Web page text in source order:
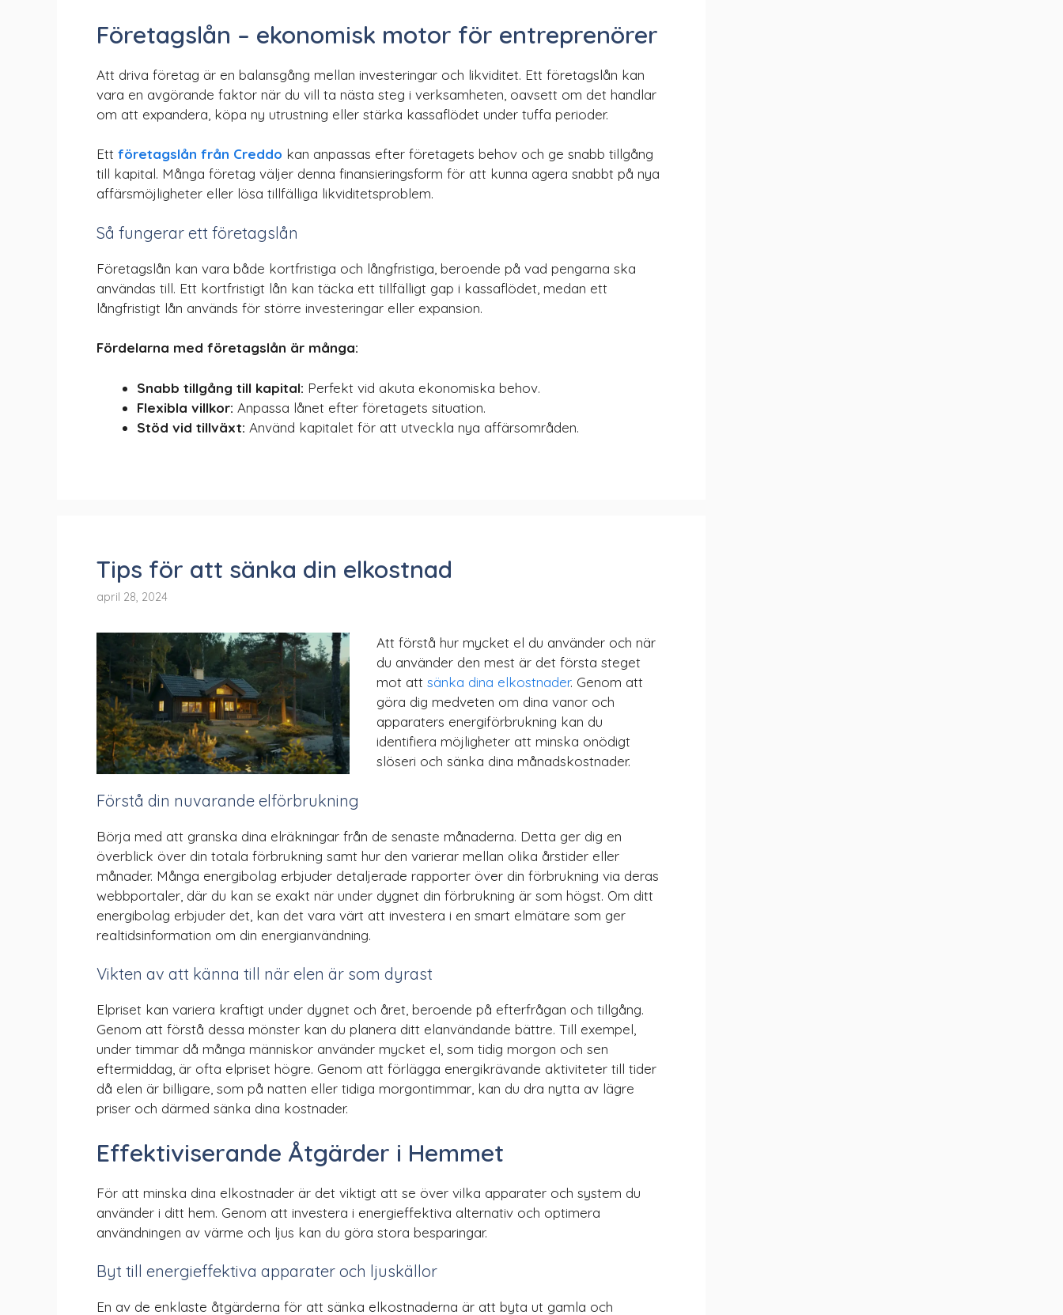
Företagslån – ekonomisk motor för entreprenörer
Att driva företag är en balansgång mellan investeringar och likviditet. Ett företagslån kan
vara en avgörande faktor när du vill ta nästa steg i verksamheten, oavsett om det handlar
om att expandera, köpa ny utrustning eller stärka kassaflödet under tuffa perioder.
Ett företagslån från Creddo kan anpassas efter företagets behov och ge snabb tillgång
till kapital. Många företag väljer denna finansieringsform för att kunna agera snabbt på nya
affärsmöjligheter eller lösa tillfälliga likviditetsproblem.
Så fungerar ett företagslån
Företagslån kan vara både kortfristiga och långfristiga, beroende på vad pengarna ska
användas till. Ett kortfristigt lån kan täcka ett tillfälligt gap i kassaflödet, medan ett
långfristigt lån används för större investeringar eller expansion.
Fördelarna med företagslån är många:
Snabb tillgång till kapital: Perfekt vid akuta ekonomiska behov.
Flexibla villkor: Anpassa lånet efter företagets situation.
Stöd vid tillväxt: Använd kapitalet för att utveckla nya affärsområden.
Tips för att sänka din elkostnad
april 28, 2024
Att förstå hur mycket el du använder och när
du använder den mest är det första steget
mot att sänka dina elkostnader. Genom att
göra dig medveten om dina vanor och
apparaters energiförbrukning kan du
identifiera möjligheter att minska onödigt
slöseri och sänka dina månadskostnader.
Förstå din nuvarande elförbrukning
Börja med att granska dina elräkningar från de senaste månaderna. Detta ger dig en
överblick över din totala förbrukning samt hur den varierar mellan olika årstider eller
månader. Många energibolag erbjuder detaljerade rapporter över din förbrukning via deras
webbportaler, där du kan se exakt när under dygnet din förbrukning är som högst. Om ditt
energibolag erbjuder det, kan det vara värt att investera i en smart elmätare som ger
realtidsinformation om din energianvändning.
Vikten av att känna till när elen är som dyrast
Elpriset kan variera kraftigt under dygnet och året, beroende på efterfrågan och tillgång.
Genom att förstå dessa mönster kan du planera ditt elanvändande bättre. Till exempel,
under timmar då många människor använder mycket el, som tidig morgon och sen
eftermiddag, är ofta elpriset högre. Genom att förlägga energikrävande aktiviteter till tider
då elen är billigare, som på natten eller tidiga morgontimmar, kan du dra nytta av lägre
priser och därmed sänka dina kostnader.
Effektiviserande Åtgärder i Hemmet
För att minska dina elkostnader är det viktigt att se över vilka apparater och system du
använder i ditt hem. Genom att investera i energieffektiva alternativ och optimera
användningen av värme och ljus kan du göra stora besparingar.
Byt till energieffektiva apparater och ljuskällor
En av de enklaste åtgärderna för att sänka elkostnaderna är att byta ut gamla och